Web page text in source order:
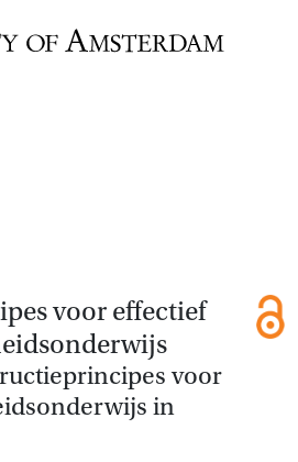
voor effectief
voor
in